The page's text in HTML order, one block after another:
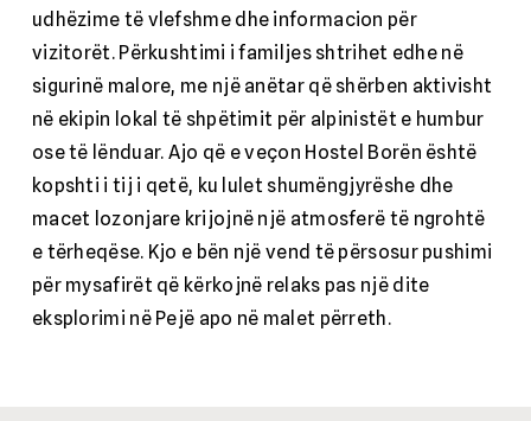
udhëzime të vlefshme dhe informacion për
vizitorët. Përkushtimi i familjes shtrihet edhe në
sigurinë malore, me një anëtar që shërben aktivisht
në ekipin lokal të shpëtimit për alpinistët e humbur
ose të lënduar. Ajo që e veçon Hostel Borën është
kopshti i tij i qetë, ku lulet shumëngjyrëshe dhe
macet lozonjare krijojnë një atmosferë të ngrohtë
e tërheqëse. Kjo e bën një vend të përsosur pushimi
për mysafirët që kërkojnë relaks pas një dite
eksplorimi në Pejë apo në malet përreth.